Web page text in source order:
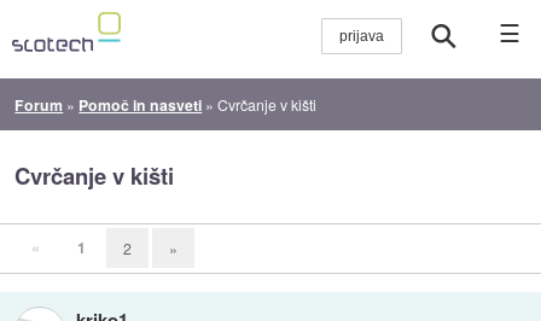
☰
Forum » Pomoč in nasveti »Cvrčanje v kišti
Cvrčanje v kišti
« 1 2 »